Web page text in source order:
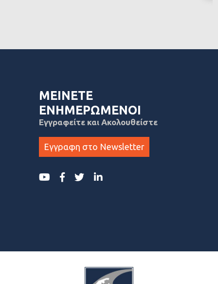
ΜΕΙΝΕΤΕ
ΕΝΗΜΕΡΩΜΕΝΟΙ
Εγγραφείτε και Ακολουθείστε
Εγγραφη στο Newsletter